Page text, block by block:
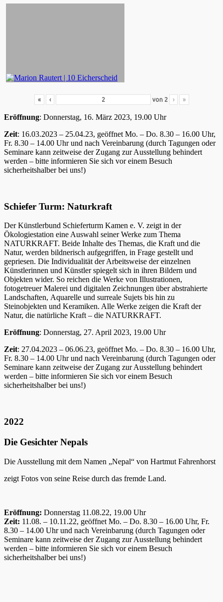
« ‹ von 2 › »
Eröffnung: Donnerstag, 16. März 2023, 19.00 Uhr
Zeit: 16.03.2023 – 25.04.23, geöffnet Mo. – Do. 8.30 – 16.00 Uhr,
Fr. 8.30 – 14.00 Uhr und nach Vereinbarung (durch Tagungen oder
Seminare kann zeitweise der Zugang zur Ausstellung behindert
werden – bitte informieren Sie sich vor einem Besuch
sicherheitshalber bei uns!)
Schiefer Turm: Naturkraft
Der Künstlerbund Schieferturm Kamen e. V. zeigt in der
Ökologiestation eine Auswahl seiner Werke zum Thema
NATURKRAFT. Beide Inhalte des Themas, die Kraft und die
Natur, werden bildnerisch aufgegriffen, in Frage gestellt und
gepriesen. Die Individualität der Arbeitsweise der einzelnen
Künstlerinnen und Künstler spiegelt sich in ihren Bildern und
Objekten wider. So reichen die Werke von Illustrationen,
fotogetreuer Malerei und digitalen Zeichnungen über abstrahierte
Landschaften, Aquarelle und surreale Sujets bis hin zu
Steinobjekten und Keramiken. Alle Werke zeigen die Kraft der
Natur, die natürliche Kraft – die NATURKRAFT.
Eröffnung: Donnerstag, 27. April 2023, 19.00 Uhr
Zeit: 27.04.2023 – 06.06.23, geöffnet Mo. – Do. 8.30 – 16.00 Uhr,
Fr. 8.30 – 14.00 Uhr und nach Vereinbarung (durch Tagungen oder
Seminare kann zeitweise der Zugang zur Ausstellung behindert
werden – bitte informieren Sie sich vor einem Besuch
sicherheitshalber bei uns!)
2022
Die Gesichter Nepals
Die Ausstellung mit dem Namen „Nepal“ von Hartmut Fahrenhorst
zeigt Fotos von seine Reise durch das fremde Land.
Eröffnung: Donnerstag 11.08.22, 19.00 Uhr
Zeit: 11.08. – 10.11.22, geöffnet Mo. – Do. 8.30 – 16.00 Uhr, Fr.
8.30 – 14.00 Uhr und nach Vereinbarung (durch Tagungen oder
Seminare kann zeitweise der Zugang zur Ausstellung behindert
werden – bitte informieren Sie sich vor einem Besuch
sicherheitshalber bei uns!)